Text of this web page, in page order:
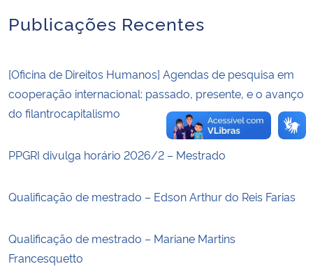
Advocacia-Geral da União
Planalto
Publicações Recentes
[Oficina de Direitos Humanos] Agendas de pesquisa em
cooperação internacional: passado, presente, e o avanço
do filantrocapitalismo
PPGRI divulga horário 2026/2 – Mestrado
Qualificação de mestrado – Edson Arthur do Reis Farias
Qualificação de mestrado – Mariane Martins
Francesquetto